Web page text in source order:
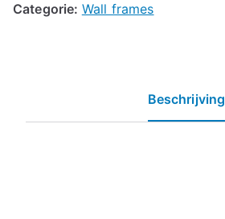
Categorie: Wall frames
Beschrijving